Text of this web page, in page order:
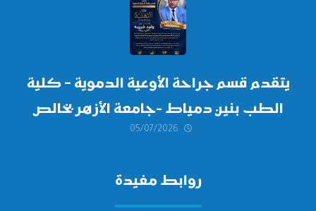
أكتوبر 2026،
يتقدم قسم جراحة الأوعية الدموية – كلية
الطب بنين دمياط -جامعة الأزهر بخالص
التهنئة وأصدق الأمنيات إلى الأستاذ
05/07/2026
روابط مفيدة